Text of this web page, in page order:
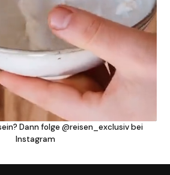
Dann folge @reisen_exclusiv bei
Instagram